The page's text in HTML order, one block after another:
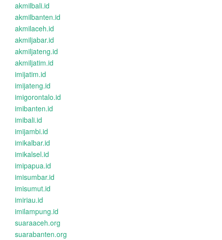
akmilbali.id
akmilbanten.id
akmilaceh.id
akmiljabar.id
akmiljateng.id
akmiljatim.id
imijatim.id
imijateng.id
imigorontalo.id
imibanten.id
imibali.id
imijambi.id
imikalbar.id
imikalsel.id
imipapua.id
imisumbar.id
imisumut.id
imiriau.id
imilampung.id
suaraaceh.org
suarabanten.org